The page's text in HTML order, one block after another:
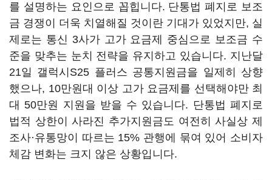
를 설명하는 요인으로 꼽힙니다. 단통법 폐지로 보조
금 경쟁이 더욱 치열해질 것이란 기대가 있었지만, 실
제로는 통신 3사가 고가 요금제 중심으로 보조금 수
준을 맞추는 눈치 전략을 유지하고 있습니다. 지난달
21일 갤럭시S25 플러스 공통지원금을 일제히 상향
했으나, 10만원대 이상 고가 요금제를 선택해야만 최
대 50만원 지원을 받을 수 있습니다. 단통법 폐지로
법적 상한이 사라진 추가지원금도 여전히 사실상 제
조사·유통망이 따르는 15% 관행에 묶여 있어 소비자
체감 변화는 크지 않은 상황입니다.